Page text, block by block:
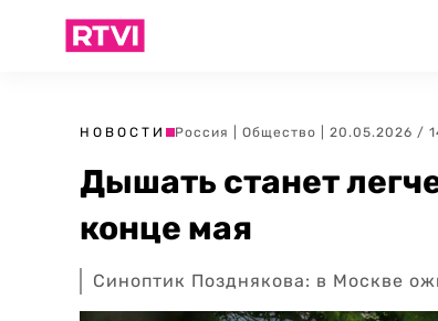
НОВОСТИ Россия Общество | 20.05.2026 /
Дышать станет
конце мая
Синоптик Позднякова: в Москве